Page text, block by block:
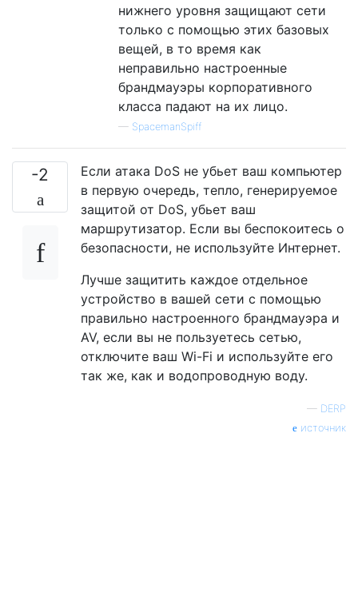
нижнего уровня защищают сети
только с помощью этих базовых
вещей, в то время как
неправильно настроенные
брандмауэры корпоративного
класса падают на их лицо.
— SpacemanSpiff
-2
Если атака DoS не убьет ваш компьютер
в первую очередь, тепло, генерируемое
защитой от DoS, убьет ваш
маршрутизатор. Если вы беспокоитесь о
безопасности, не используйте Интернет.
Лучше защитить каждое отдельное
устройство в вашей сети с помощью
правильно настроенного брандмауэра и
AV, если вы не пользуетесь сетью,
отключите ваш Wi-Fi и используйте его
так же, как и водопроводную воду.
— DERP
источник